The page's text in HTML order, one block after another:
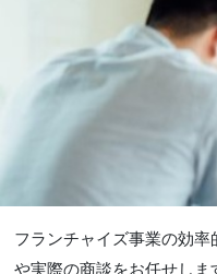
フランチャイズ事業の効
や実際の商談をお任せしま